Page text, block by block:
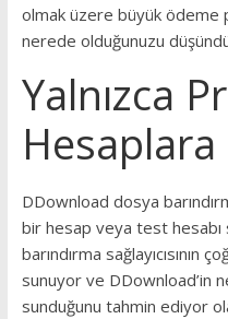
olmak üzere büyük ödeme
nerede olduğunuzu
Yalnızca
Hesaplara
DDownload dosya
bir hesap veya test hesabı
barındırma
sunuyor ve DDownload’in
sunduğunu tahmin ediyor